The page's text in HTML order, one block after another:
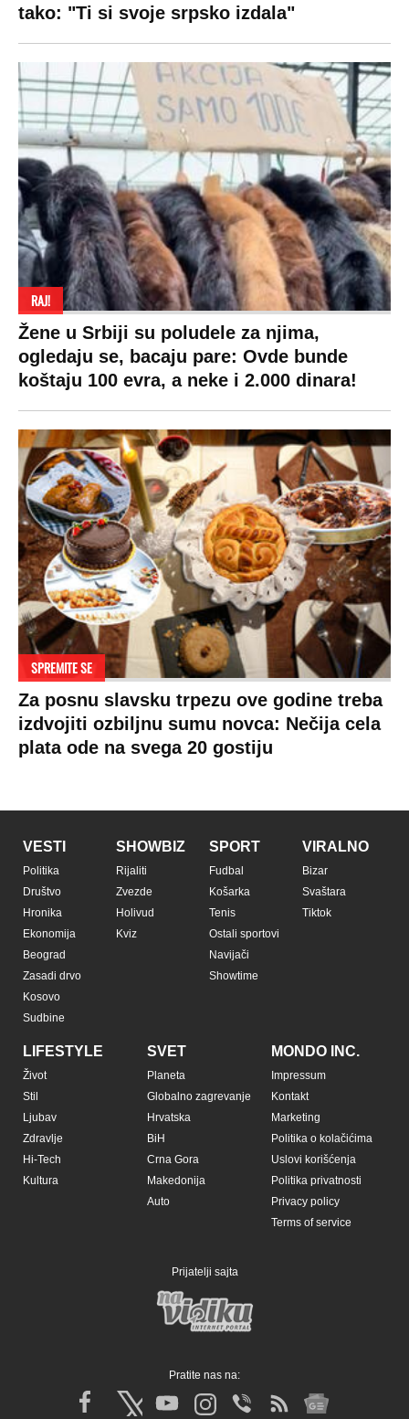
tako: "Ti si svoje srpsko izdala"
RAJ!
Žene u Srbiji su poludele za njima,
ogledaju se, bacaju pare: Ovde bunde
koštaju 100 evra, a neke i 2.000 dinara!
SPREMITE SE
Za posnu slavsku trpezu ove godine treba
izdvojiti ozbiljnu sumu novca: Nečija cela
plata ode na svega 20 gostiju
VESTI
Politika
Društvo
Hronika
Ekonomija
Beograd
Zasadi drvo
Kosovo
Sudbine
SHOWBIZ
Rijaliti
Zvezde
Holivud
Kviz
SPORT
Fudbal
Košarka
Tenis
Ostali sportovi
Navijači
Showtime
VIRALNO
Bizar
Svaštara
Tiktok
LIFESTYLE
Život
Stil
Ljubav
Zdravlje
Hi-Tech
Kultura
SVET
Planeta
Globalno zagrevanje
Hrvatska
BiH
Crna Gora
Makedonija
Auto
MONDO INC.
Impressum
Kontakt
Marketing
Politika o kolačićima
Uslovi korišćenja
Politika privatnosti
Privacy policy
Terms of service
Prijatelji sajta
Pratite nas na: